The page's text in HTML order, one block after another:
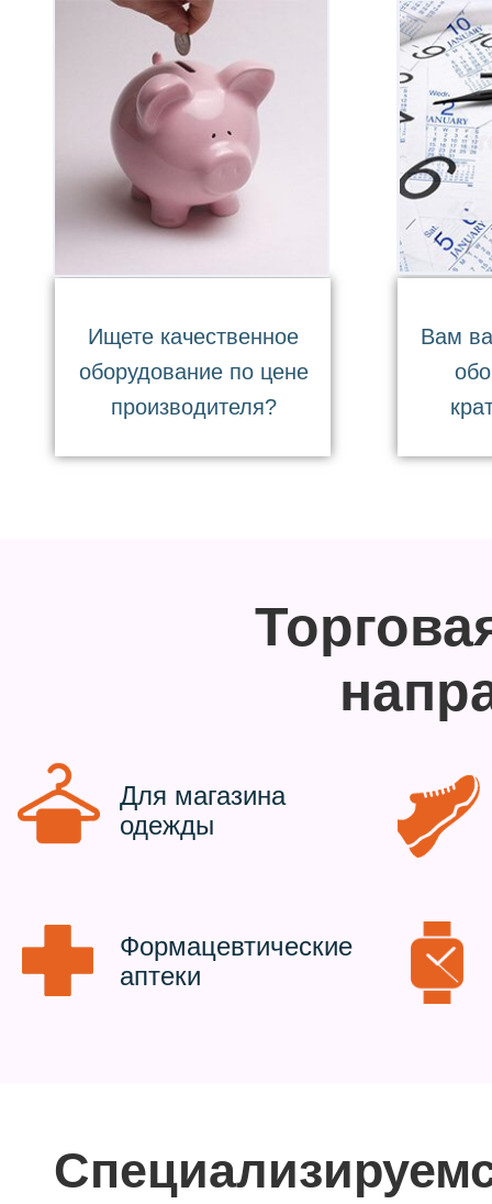
Вам
Ищете качественное
оборудование по цене
производителя?
Формацевтические
аптеки
Для магазина
одежды